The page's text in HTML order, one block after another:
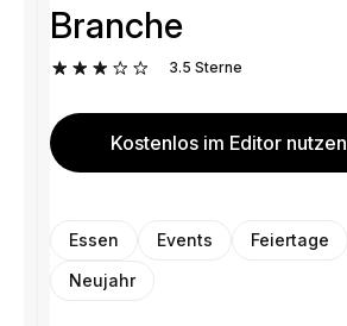
Branche
3.5 Sterne
Kostenlos im Editor nutzen
Essen Events Feiertage
Neujahr